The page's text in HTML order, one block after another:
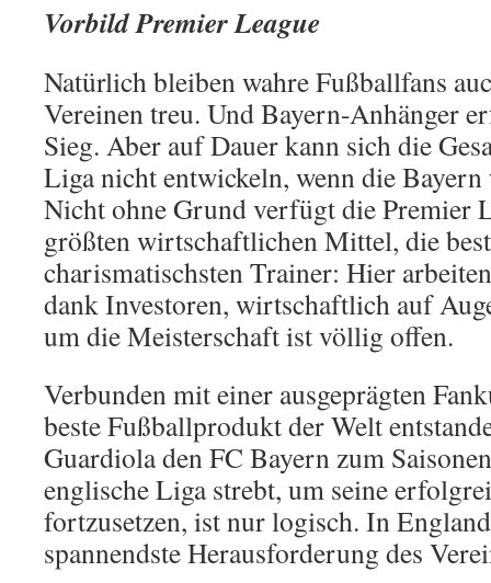
Vorbild Premier League
Natürlich bleiben wahre Fußballfans
Vereinen treu. Und Bayern-Anhänger
Sieg. Aber auf Dauer kann sich die
Liga nicht entwickeln, wenn die
Nicht ohne Grund verfügt die Premier
größten wirtschaftlichen Mittel, die
charismatischsten Trainer: Hier
dank Investoren, wirtschaftlich auf
um die Meisterschaft ist völlig offen.
Verbunden mit einer ausgeprägten
beste Fußballprodukt der Welt
Guardiola den FC Bayern zum
englische Liga strebt, um seine
fortzusetzen, ist nur logisch. In
spannendste Herausforderung des